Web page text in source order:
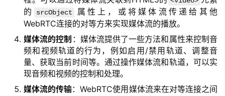
的
srcObject
属性上，或将媒体流传递给其他
WebRTC连接的对等方来实现媒体流的播放。
媒体流的控制 ：媒体流提供了一些方法和属性来控制音
频和视频轨道的行为，例如启用/禁用轨道、调整音
量、获取当前时间等。通过操作媒体流和轨道，可以实
现音频和视频的控制和处理。
媒体流的传输：WebRTC使用媒体流来在对等连接之间